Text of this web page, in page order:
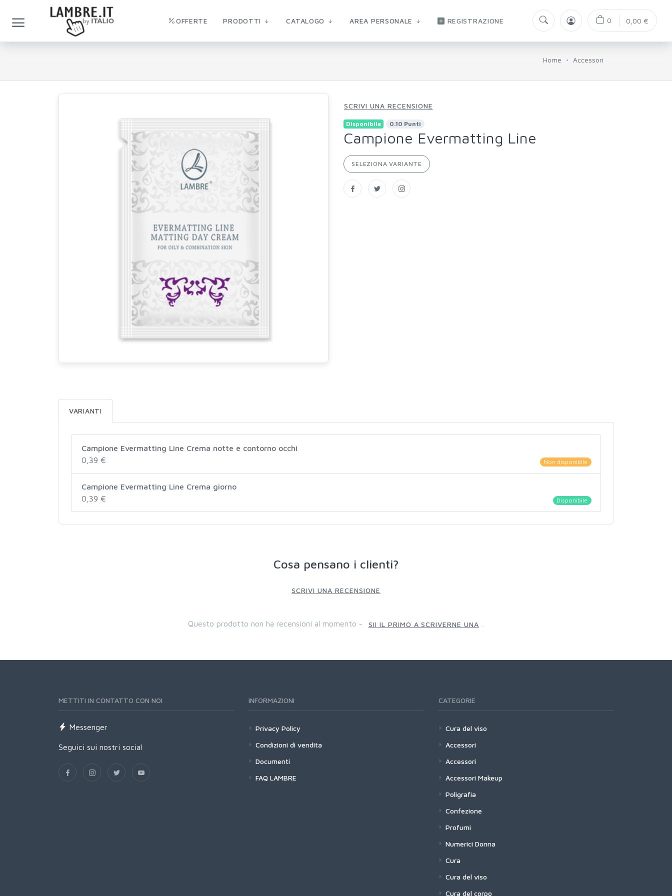
OFFERTE PRODOTTI CATALOGO AREA PERSONALE REGISTRAZIONE 0 0,00 €
Home Accessori
SCRIVI UNA RECENSIONE
Disponibile 0.10 Punti
Campione Evermatting Line
SELEZIONA VARIANTE
VARIANTI
Campione Evermatting Line Crema notte e contorno occhi
Non disponibile
0,39 €
Campione Evermatting Line Crema giorno
Disponibile
0,39 €
Cosa pensano i clienti?
SCRIVI UNA RECENSIONE
Questo prodotto non ha recensioni al momento - SII IL PRIMO A SCRIVERNE UNA
METTITI IN CONTATTO CON NOI
Messenger
Seguici sui nostri social
INFORMAZIONI
Privacy Policy
Condizioni di vendita
Documenti
FAQ LAMBRE
CATEGORIE
Cura del viso
Accessori
Accessori
Accessori Makeup
Poligrafia
Confezione
Profumi
Numerici Donna
Cura
Cura del viso
Cura del corpo